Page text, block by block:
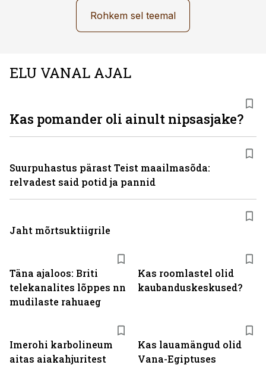
Rohkem sel teemal
ELU VANAL AJAL
Täna ajaloos: Briti
telekanalites lõppes nn
mudilaste rahuaeg
Kas roomlastel olid
kaubanduskeskused?
Imerohi karbolineum
aitas aiakahjuritest
Kas lauamängud olid
Vana-Egiptuses
Kas pomander oli ainult nipsasjake?
Suurpuhastus pärast Teist maailmasõda:
relvadest said potid ja pannid
Jaht mõrtsuktiigrile